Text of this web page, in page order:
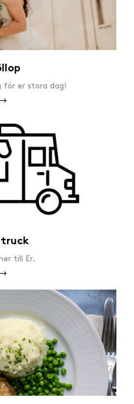
för er stora dag!
till Er.